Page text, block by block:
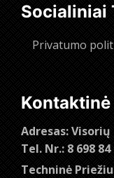
Socialiniai
Privatumo
Adresas:
Tel. Nr.: 8 698 84
Techninė